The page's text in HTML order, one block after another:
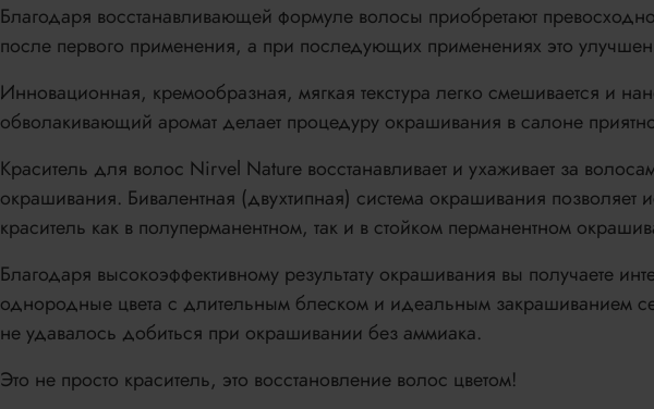
Благодаря восстанавливающей формуле волосы приобретают
после первого применения, а при последующих применениях это
Инновационная, кремообразная, мягкая текстура легко смешивается и
обволакивающий аромат делает процедуру окрашивания в салоне
Краситель для волос Nirvel Nature восстанавливает и ухаживает за
окрашивания. Бивалентная (двухтипная) система окрашивания позволяет
краситель как в полуперманентном, так и в стойком перманентном
Благодаря высокоэффективному результату окрашивания вы получаете
однородные цвета с длительным блеском и идеальным закрашиванием
не удавалось добиться при окрашивании без аммиака.
Это не просто краситель, это восстановление волос цветом!